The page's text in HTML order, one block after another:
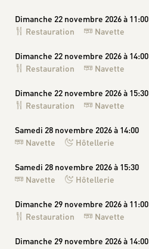
Dimanche 22 novembre 2026 à 11:00
Restauration
Navette
Dimanche 22 novembre 2026 à 14:00
Restauration
Navette
Dimanche 22 novembre 2026 à 15:30
Restauration
Navette
Samedi 28 novembre 2026 à 14:00
Navette
Hôtellerie
Samedi 28 novembre 2026 à 15:30
Navette
Hôtellerie
Dimanche 29 novembre 2026 à 11:00
Restauration
Navette
Dimanche 29 novembre 2026 à 14:00